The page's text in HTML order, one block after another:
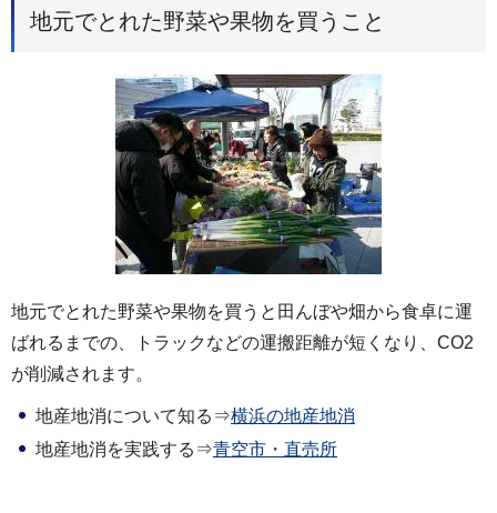
地元でとれた野菜や果物を買うこと
地元でとれた野菜や果物を買うと田んぼや畑から食卓に運
ばれるまでの、トラックなどの運搬距離が短くなり、CO2
が削減されます。
地産地消について知る⇒横浜の地産地消
地産地消を実践する⇒青空市・直売所